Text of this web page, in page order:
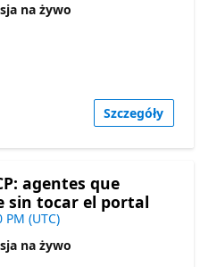
na żywo
Szczegóły
agentes que
sin tocar el portal
(UTC)
na żywo